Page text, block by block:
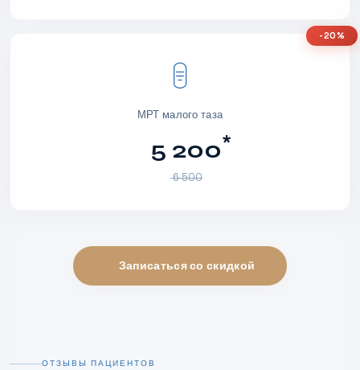
МРТ малого таза
5 200*
6 500
-20%
Записаться со скидкой
ОТЗЫВЫ ПАЦИЕНТОВ